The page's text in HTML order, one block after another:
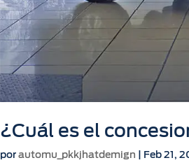
¿Cuál es el
porautomu_pkkjhatdemign Feb 21,